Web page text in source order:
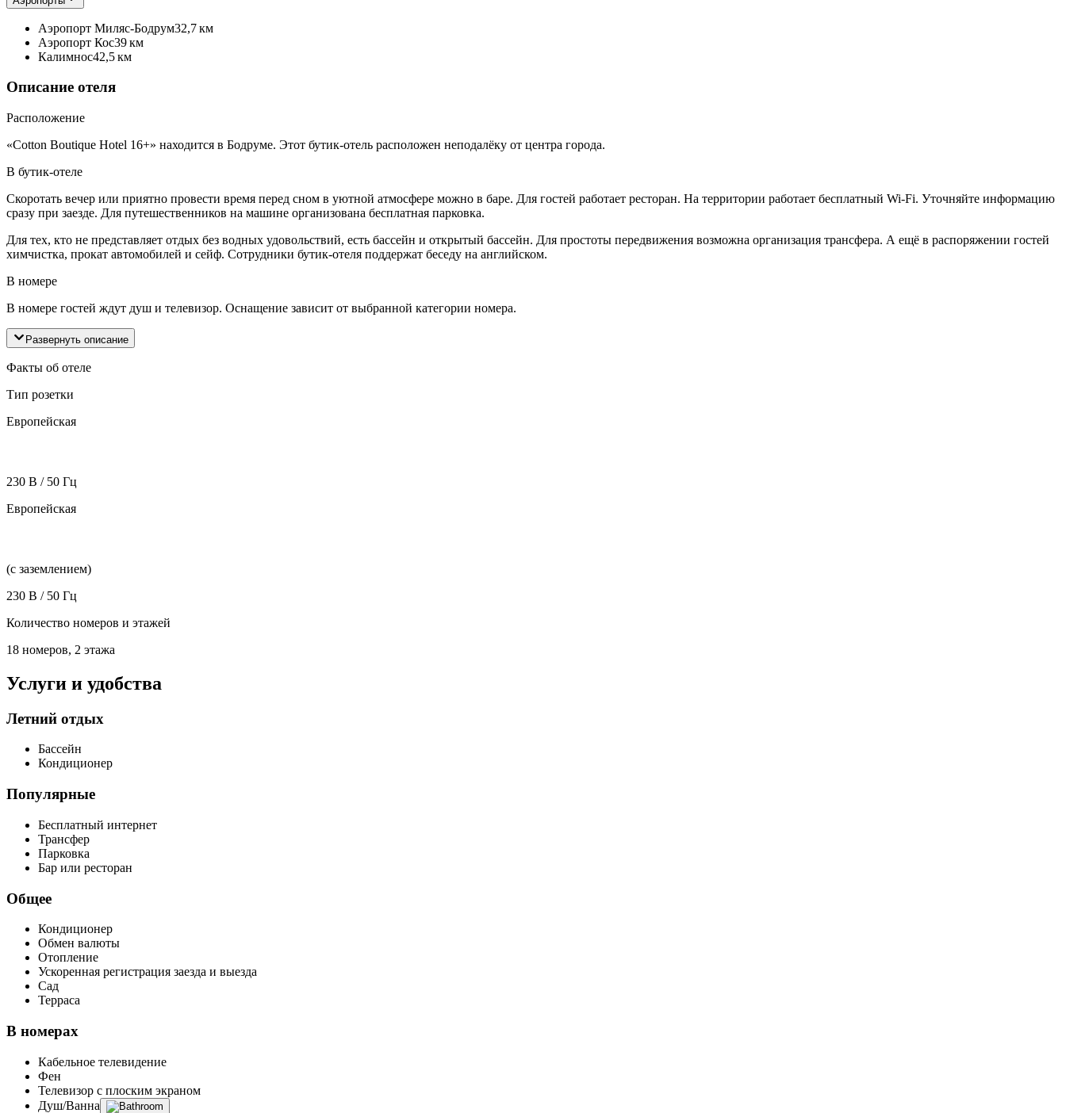
Аэропорт Миляс-Бодрум32,7 км
Аэропорт Кос39 км
Калимнос42,5 км
Описание отеля
Расположение
«Cotton Boutique Hotel 16+» находится в Бодруме. Этот бутик-отель расположен неподалёку от центра города.
В бутик-отеле
Скоротать вечер или приятно провести время перед сном в уютной атмосфере можно в баре. Для гостей работает ресторан. На территории работает бесплатный Wi-Fi. Уточняйте информацию
сразу при заезде. Для путешественников на машине организована бесплатная парковка.
Для тех, кто не представляет отдых без водных удовольствий, есть бассейн и открытый бассейн. Для простоты передвижения возможна организация трансфера. А ещё в распоряжении гостей
химчистка, прокат автомобилей и сейф. Сотрудники бутик-отеля поддержат беседу на английском.
В номере
В номере гостей ждут душ и телевизор. Оснащение зависит от выбранной категории номера.
Развернуть описание
Факты об отеле
Тип розетки
Европейская
230 В / 50 Гц
Европейская
(с заземлением)
230 В / 50 Гц
Количество номеров и этажей
18 номеров, 2 этажа
Услуги и удобства
Летний отдых
Бассейн
Кондиционер
Популярные
Бесплатный интернет
Трансфер
Парковка
Бар или ресторан
Общее
Кондиционер
Обмен валюты
Отопление
Ускоренная регистрация заезда и выезда
Сад
Терраса
В номерах
Кабельное телевидение
Фен
Телевизор с плоским экраном
Душ/Ванна